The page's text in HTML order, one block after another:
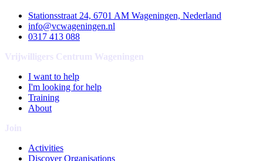
Stationsstraat 24, 6701 AM Wageningen, Nederland
info@vcwageningen.nl
0317 413 088
Vrijwilligers Centrum Wageningen
I want to help
I'm looking for help
Training
About
Join
Activities
Discover Organisations